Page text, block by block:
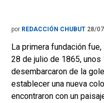
por REDACCIÓN CHUBUT 28/
La primera fundación
28 de julio de 1865,
desembarcaron de la
establecer una nueva
encontraron con un